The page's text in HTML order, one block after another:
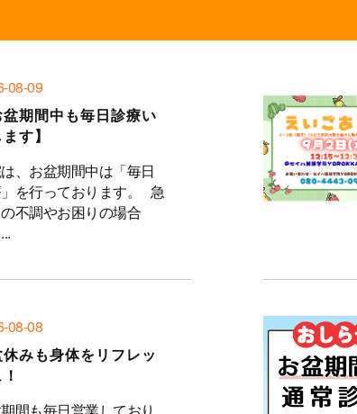
08-09
期間中も毎日診療い
す】
、お盆期間中は「毎日
を行っております。 急
不調やお困りの場合
08-08
みも身体をリフレッ
間も毎日営業しており